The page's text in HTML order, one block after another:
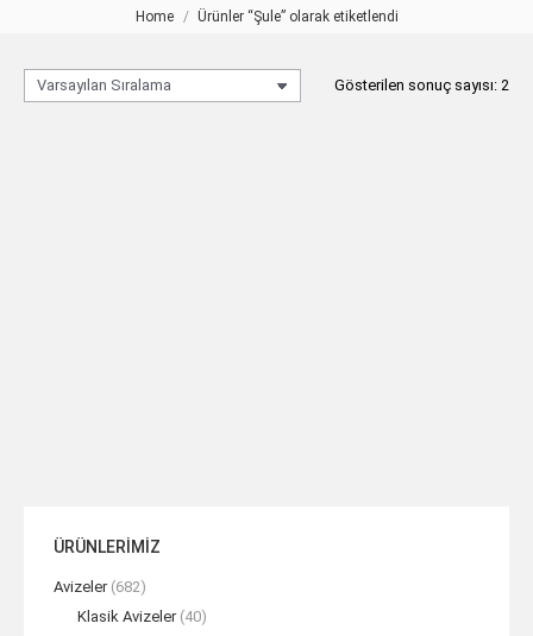
You are here:
Home Ürünler “Şule” olarak etiketlendi
Gösterilen sonuç sayısı: 2
ÜRÜNLERİMİZ
Avizeler (682)
Klasik Avizeler (40)